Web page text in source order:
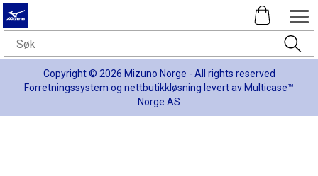
Copyright © 2026 Mizuno Norge - All rights reserved
Forretningssystem og nettbutikkløsning levert av Multicase™
Norge AS